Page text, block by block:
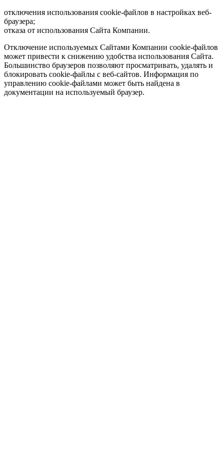
отключения использования cookie-файлов в настройках веб-
браузера;
отказа от использования Сайта Компании.
Отключение используемых Сайтами Компании cookie-файлов
может привести к снижению удобства использования Сайта.
Большинство браузеров позволяют просматривать, удалять и
блокировать cookie-файлы c веб-сайтов. Информация по
управлению cookie-файлами может быть найдена в
документации на используемый браузер.